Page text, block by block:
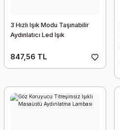
3 Hızlı Işık Modu Taşınabilir
Aydınlatıcı Led Işık
847,56 TL